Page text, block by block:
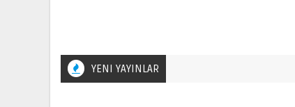
YENI YAYINLAR